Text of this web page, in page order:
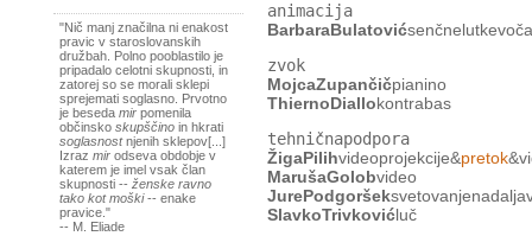
"Nič manj značilna ni enakost
pravic v staroslovanskih
družbah. Polno pooblastilo je
pripadalo celotni skupnosti, in
zatorej so se morali sklepi
sprejemati soglasno. Prvotno
je beseda mir pomenila
občinsko skupščino in hkrati
soglasnostnjenih sklepov[...]
Izraz mir odseva obdobje v
katerem je imel vsak član
skupnosti -- ženske ravno
tako kot moški-- enake
pravice."
-- M. Eliade
animacija
BarbaraBulatović
zvok
MojcaZupančičpianino
ThiernoDiallokontrabas
tehničnapodpora
ŽigaPilihvideoprojekcije&pretok
MarušaGolobvideo
JurePodgoršek
SlavkoTrivkovićluč